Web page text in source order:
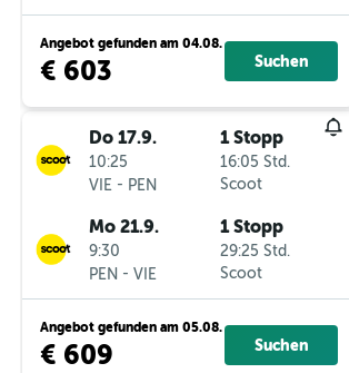
Angebot gefunden am 04.08.
€ 603 Suchen
Do 17.9.
10:25
VIE - PEN
1 Stopp
16:05 Std.
Scoot
Mo 21.9.
9:30
PEN - VIE
1 Stopp
29:25 Std.
Scoot
Angebot gefunden am 05.08.
€ 609 Suchen